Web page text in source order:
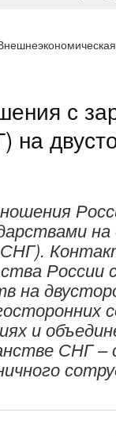
с
на
СНГ).
России
на
и
СНГ –